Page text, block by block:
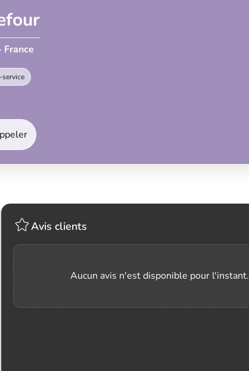
France
Avis clients
Aucun avis n'est disponible pour l'instant.